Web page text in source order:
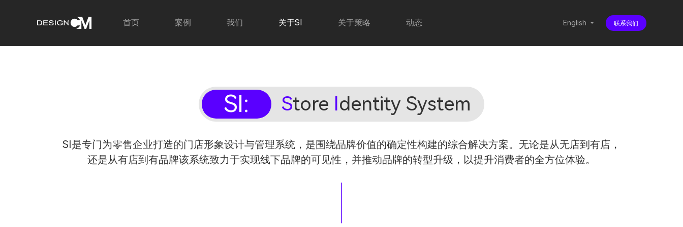
首页 案例 我们 关于SI 关于策略 动态 English 联系我们
SI: Store Identity System
SI是专门为零售企业打造的门店形象设计与管理系统，是围绕品牌价值的确定性构建的综合解决方案。无论是从无店到有店，
还是从有店到有品牌该系统致力于实现线下品牌的可见性，并推动品牌的转型升级，以提升消费者的全方位体验。